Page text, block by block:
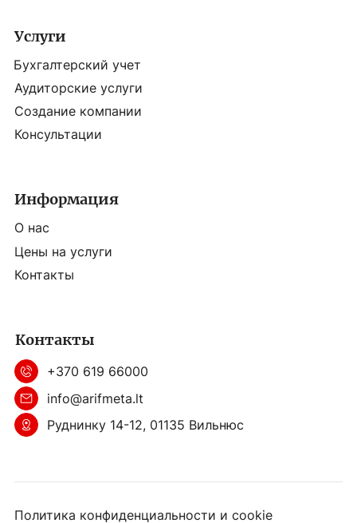
Услуги
Бухгалтерский учет
Аудиторские услуги
Создание компании
Консультации
Информация
О нас
Цены на услуги
Контакты
Контакты
+370 619 66000
info@arifmeta.lt
Руднинку 14-12, 01135 Вильнюс
Политика конфиденциальности и cookie